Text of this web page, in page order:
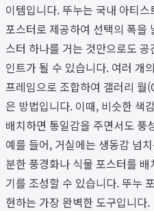
이템입니다. 뚜누는 국내 아티
포스터로 제공하여 선택의 폭을
스터 하나를 거는 것만으로도
인트가 될 수 있습니다. 여러 개
프레임으로 조합하여 갤러리
은 방법입니다. 이때, 비슷한 색
배치하면 통일감을 주면서도 풍
예를 들어, 거실에는 생동감 넘
분한 풍경화나 식물 포스터를
기를 조성할 수 있습니다. 뚜누
현하는 가장 완벽한 도구입니다.